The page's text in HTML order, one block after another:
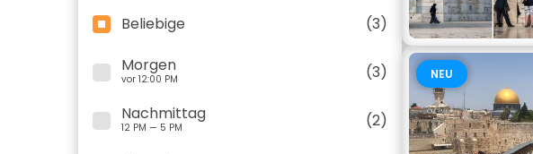
Beliebige
(3)
Morgen
vor 12:00 PM
(3)
Nachmittag
12 PM — 5 PM
(2)
NEU